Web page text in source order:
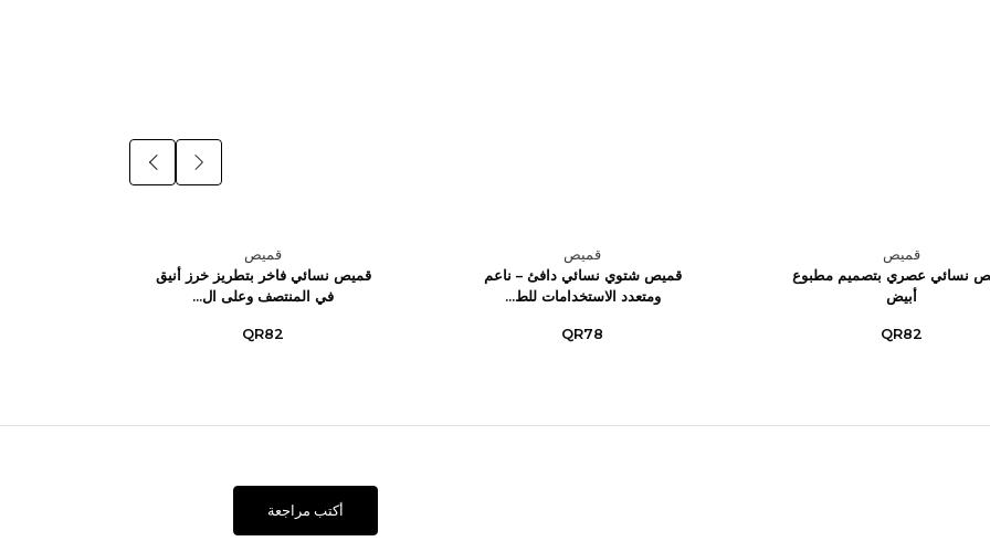
قميص
نسائي عصري بتصميم مطبوع
أبيض
QR82
قميص
قميص شتوي نسائي دافئ – ناعم
ومتعدد الاستخدامات للط...
QR78
قميص
قميص نسائي فاخر بتطريز خرز أنيق
في المنتصف وعلى ال...
QR82
أكتب مراجعة